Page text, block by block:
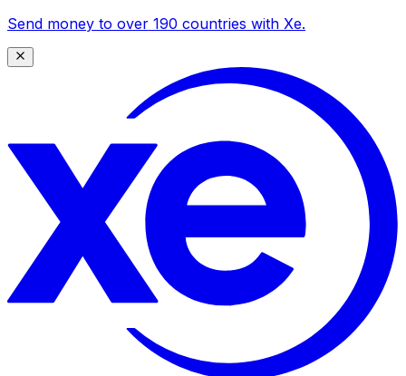
Send money to over 190 countries with Xe.